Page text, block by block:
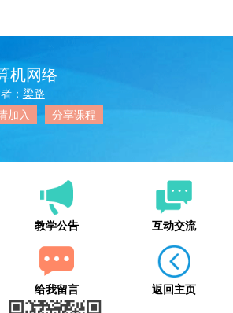
机网络
： 梁路
加入
分享课程
教学公告 互动交流
给我留言 返回主页